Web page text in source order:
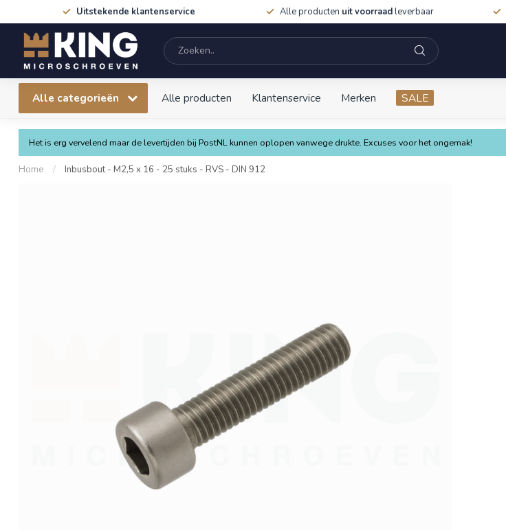
Uitstekende klantenservice Alle producten uit voorraadleverbaar
Alle categorieën Alle producten Klantenservice Merken SALE
Het is erg vervelend maar de levertijden bij PostNL kunnen oplopen vanwege drukte. Excuses voor het ongemak!
Home / Inbusbout - M2,5 x 16 - 25 stuks - RVS - DIN 912